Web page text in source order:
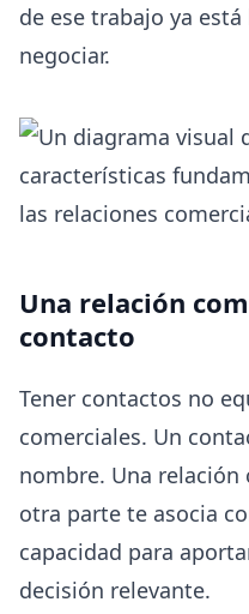
de ese trabajo ya
negociar.
Una relación
contacto
Tener contactos no
comerciales. Un
nombre. Una
otra parte te asocia
capacidad para
decisión relevante.